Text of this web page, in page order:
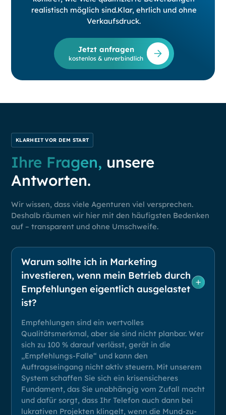
realistisch möglich sind.Klar, ehrlich und ohne
Verkaufsdruck.
Jetzt anfragen
kostenlos & unverbindlich
KLARHEIT VOR DEM START
Ihre Fragen, unsere
Antworten.
Wir wissen, dass viele Agenturen viel versprechen.
Deshalb räumen wir hier mit den häufigsten Bedenken
auf – transparent und ohne Umschweife.
Warum sollte ich in Marketing
investieren, wenn mein Betrieb durch
Empfehlungen eigentlich ausgelastet
ist?
Empfehlungen sind ein wertvolles
Qualitätsmerkmal, aber sie sind nicht planbar. Wer
sich zu 100 % darauf verlässt, gerät in die
„Empfehlungs-Falle“ und kann den
Auftragseingang nicht aktiv steuern. Mit unserem
System schaffen Sie sich ein krisensicheres
Fundament, das Sie unabhängig vom Zufall macht
und dafür sorgt, dass Ihr Telefon auch dann bei
lukrativen Projekten klingelt, wenn die Mund-zu-